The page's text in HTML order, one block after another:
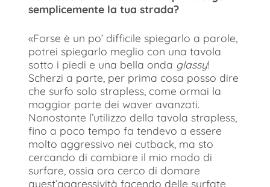
semplicemente la tua strada?
«Forse è un po’ difficile spiegarlo a parole,
potrei spiegarlo meglio con una tavola
sotto i piedi e una bella onda glassy!
Scherzi a parte, per prima cosa posso dire
che surfo solo strapless, come ormai la
maggior parte dei waver avanzati.
Nonostante l’utilizzo della tavola strapless,
fino a poco tempo fa tendevo a essere
molto aggressivo nei cutback, ma sto
cercando di cambiare il mio modo di
surfare, ossia ora cerco di domare
quest’aggressività facendo delle surfate